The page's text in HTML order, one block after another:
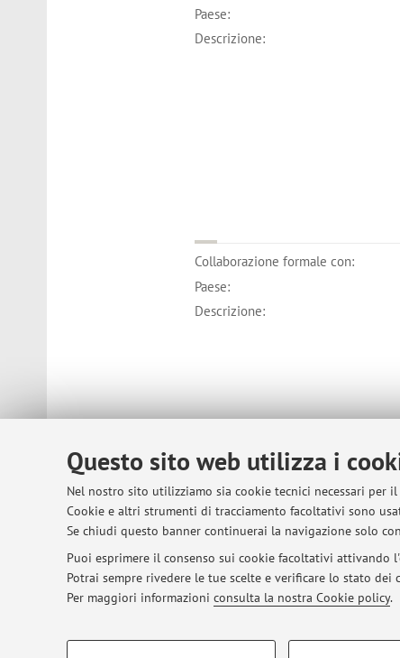
Questo sito web utilizza i
Nel nostro sito utilizziamo sia cookie tecnici necessari
Cookie e altri strumenti di tracciamento facoltativi sono
Se chiudi questo banner continuerai la navigazione solo
Puoi esprimere il consenso sui cookie facoltativi attivando
Potrai sempre rivedere le tue scelte e verificare lo stato
Per maggiori informazioni consulta la nostra Cookie policy.
COOKIE DI PROFILAZIONE - FACOLTATIVI
Paese:
Descrizione:
Collaborazione formale con:
Paese:
Descrizione:
Collaborazione formale con:
Paese:
Descrizione: